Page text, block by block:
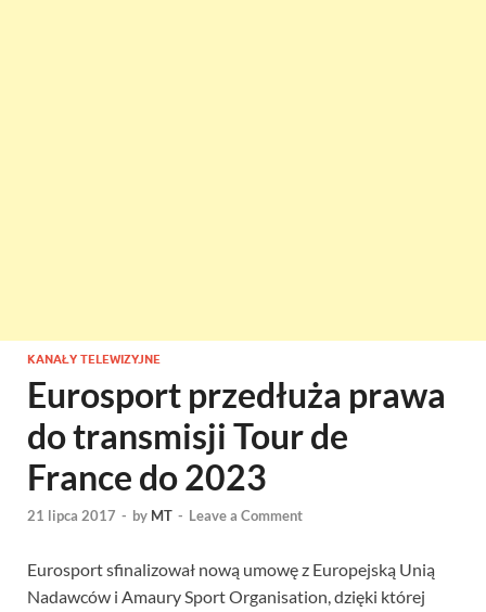
KANAŁY TELEWIZYJNE
Eurosport przedłuża prawa
do transmisji Tour de
France do 2023
21 lipca 2017 - by MT - Leave a Comment
Eurosport sfinalizował nową umowę z Europejską Unią
Nadawców i Amaury Sport Organisation, dzięki której